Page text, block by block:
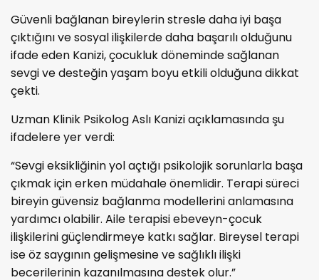
Güvenli bağlanan bireylerin stresle daha iyi başa
çıktığını ve sosyal ilişkilerde daha başarılı olduğunu
ifade eden Kanizi, çocukluk döneminde sağlanan
sevgi ve desteğin yaşam boyu etkili olduğuna dikkat
çekti.
Uzman Klinik Psikolog Aslı Kanizi açıklamasında şu
ifadelere yer verdi:
“Sevgi eksikliğinin yol açtığı psikolojik sorunlarla başa
çıkmak için erken müdahale önemlidir. Terapi süreci
bireyin güvensiz bağlanma modellerini anlamasına
yardımcı olabilir. Aile terapisi ebeveyn-çocuk
ilişkilerini güçlendirmeye katkı sağlar. Bireysel terapi
ise öz saygının gelişmesine ve sağlıklı ilişki
becerilerinin kazanılmasına destek olur.”